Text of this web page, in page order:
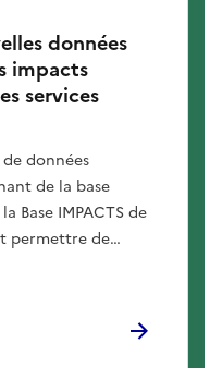
données
impacts
services
données
de la base
Base IMPACTS de
permettre de
Veritas, APL
dans le